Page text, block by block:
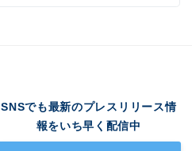
SNSでも最新のプレスリリース情
報をいち早く配信中